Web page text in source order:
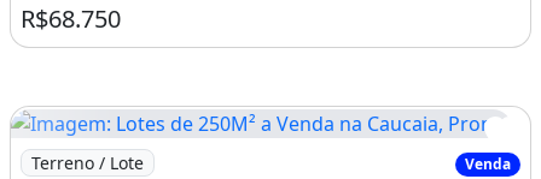
R$68.750
Imagem: Lotes de 250M² a Venda na Caucaia, Pronto
Terreno / Lote Venda